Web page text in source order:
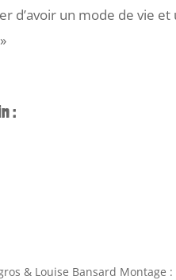
d’avoir un mode de vie
:
& Louise Bansard